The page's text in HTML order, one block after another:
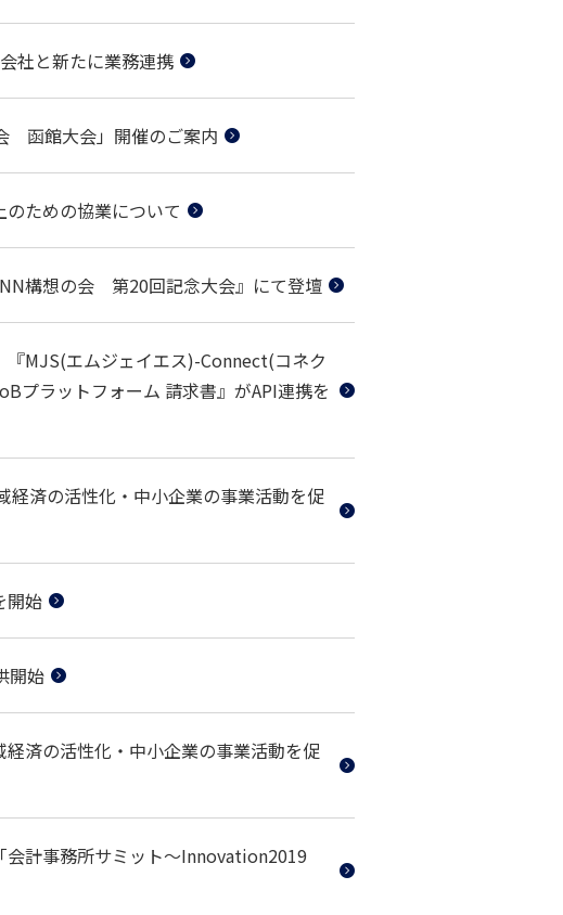
社と新たに業務連携
函館大会」開催のご案内
ための協業について
構想の会 第20回記念大会』にて登壇
MJS(エムジェイエス)-Connect(コネク
プラットフォーム 請求書』がAPI連携を
経済の活性化・中小企業の事業活動を促
開始
開始
済の活性化・中小企業の事業活動を促
計事務所サミット～Innovation2019